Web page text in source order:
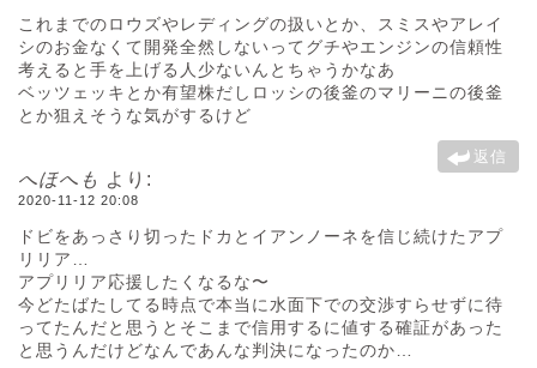
これまでのロウズやレディングの扱いとか、スミスやアレイ
シのお金なくて開発全然しないってグチやエンジンの信頼性
考えると手を上げる人少ないんとちゃうかなあ
ベッツェッキとか有望株だしロッシの後釜のマリーニの後釜
とか狙えそうな気がするけど
返信
へほへも より:
2020-11-12 20:08
ドビをあっさり切ったドカとイアンノーネを信じ続けたアプ
リリア…
アプリリア応援したくなるな〜
今どたばたしてる時点で本当に水面下での交渉すらせずに待
ってたんだと思うとそこまで信用するに値する確証があった
と思うんだけどなんであんな判決になったのか…